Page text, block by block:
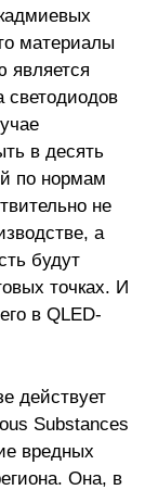
материалы
является
светодиодов
в десять
по нормам
не
а
будут
точках. И
в QLED-
действует
Substances
вредных
Она, в